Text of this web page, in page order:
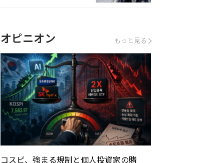
オピニオン もっと見る
コスピ、強まる規制と個人投資家の賭